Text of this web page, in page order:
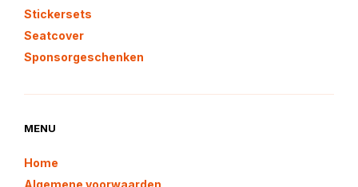
Stickersets
Seatcover
Sponsorgeschenken
MENU
Home
Algemene voorwaarden